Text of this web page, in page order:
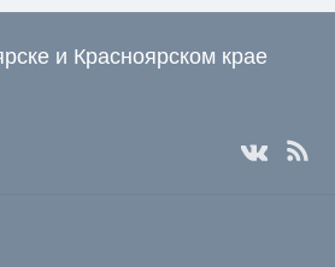
и Красноярском крае